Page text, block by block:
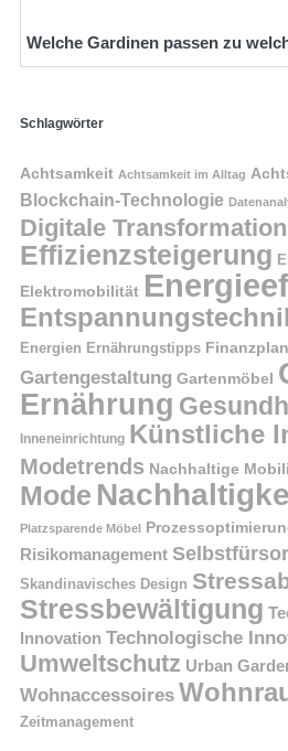
Welche Gardinen passen zu
Schlagwörter
Achtsamkeit Achtsamkeit im Alltag
Blockchain-Technologie
Digitale Transformation
Effizienzsteigerung
Elektromobilität
Energien Ernährungstipps
Gartengestaltung Gartenmöbel
Ernährung
Inneneinrichtung Künstliche
Modetrends Nachhaltige
Mode
Platzsparende Möbel
Risikomanagement
Skandinavisches Design
Stressbewältigung
Innovation Technologische
Umweltschutz Urban
Wohnaccessoires
Zeitmanagement